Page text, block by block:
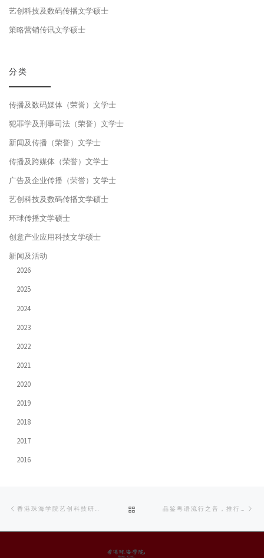
艺创科技及数码传播文学硕士
策略营销传讯文学硕士
分类
传播及数码媒体（荣誉）文学士
犯罪学及刑事司法（荣誉）文学士
新闻及传播（荣誉）文学士
传播及跨媒体（荣誉）文学士
广告及企业传播（荣誉）文学士
艺创科技及数码传播文学硕士
环球传播文学硕士
创意产业应用科技文学硕士
新闻及活动
2026
2025
2024
2023
2022
2021
2020
2019
2018
2017
2016
navigation
TO